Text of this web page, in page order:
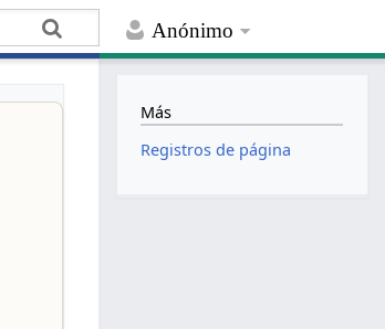
Anónimo
Más
Registros de página